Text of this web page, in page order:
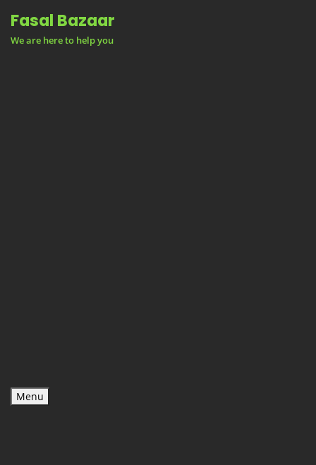
Fasal Bazaar
We are here to help you
Menu